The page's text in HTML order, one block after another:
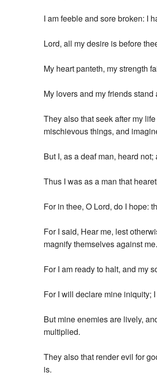
I am feeble and sore broken: I
Lord, all my desire is before
My heart panteth, my strength
My lovers and my friends
They also that seek after my
mischievous things, and
But I, as a deaf man, heard
Thus I was as a man that
For in thee, O Lord, do I hope:
For I said, Hear me, lest
magnify themselves against me.
For I am ready to halt, and my
For I will declare mine iniquity;
But mine enemies are lively,
multiplied.
They also that render evil for
is.